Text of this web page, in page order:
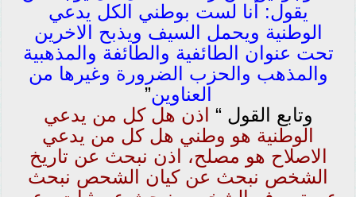
يقول: أنا لست بوطني الكل يدعي
الوطنية ويحمل السيف ويذبح الاخرين
تحت عنوان الطائفية والطائفة والمذهبية
والمذهب والحزب الضرورة وغيرها من
العناوين”
وتابع القول “ اذن هل كل من يدعي
الوطنية هو وطني هل كل من يدعي
الاصلاح هو مصلح، اذن نبحث عن تاريخ
الشخص نبحث عن كيان الشحص نبحث